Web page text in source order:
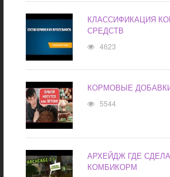
КЛАССИФИКАЦИЯ
СРЕДСТВ
4623
КОРМОВЫЕ
5544
АРХЕЙДЖ ГДЕ
КОМБИКОРМ